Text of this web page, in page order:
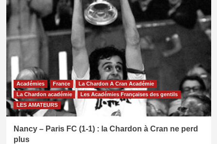
Bastia
–
Nancy
(1-
Chardon
à
cran
Académie
prend
son
point
Académies France
La Chardon A Cran Académie
La Chardon académie
Les Académies Françaises des gentils
LES AMATEURS
Nancy – Paris FC (1-1) : la Chardon à Cran ne perd
plus